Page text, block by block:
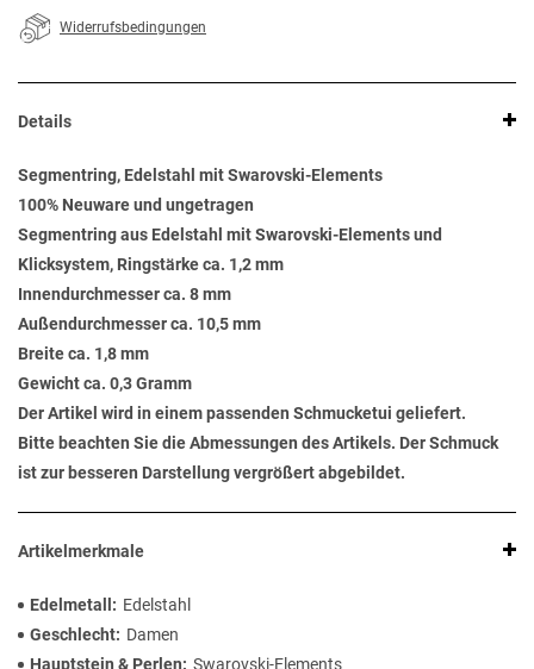
Widerrufsbedingungen
Details
Segmentring, Edelstahl mit Swarovski-Elements
100% Neuware und ungetragen
Segmentring aus Edelstahl mit Swarovski-Elements und
Klicksystem, Ringstärke ca. 1,2 mm
Innendurchmesser ca. 8 mm
Außendurchmesser ca. 10,5 mm
Breite ca. 1,8 mm
Gewicht ca. 0,3 Gramm
Der Artikel wird in einem passenden Schmucketui geliefert.
Bitte beachten Sie die Abmessungen des Artikels. Der Schmuck
ist zur besseren Darstellung vergrößert abgebildet.
Artikelmerkmale
Edelmetall
Edelstahl
Geschlecht
Damen
Hauptstein & Perlen
Swarovski-Elements